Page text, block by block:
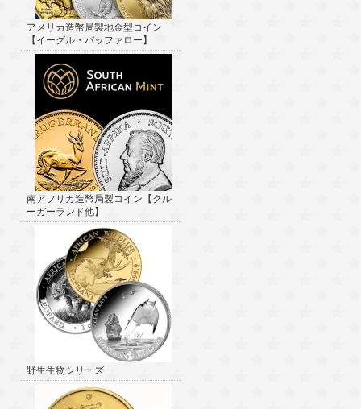
アメリカ造幣局製地金型コイン
【イーグル・バッファロー】
南アフリカ造幣局製コイン【クル
ーガーランド他】
野生生物シリーズ